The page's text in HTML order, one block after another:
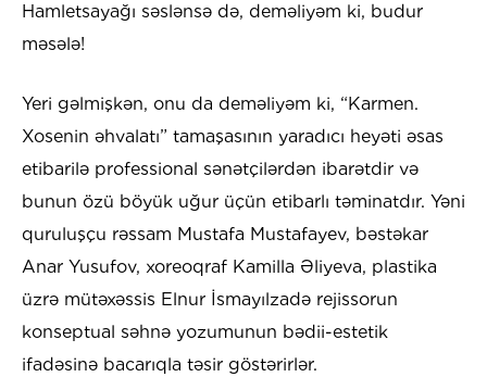
Hamletsayağı səslənsə də, deməliyəm ki, budur
məsələ!
Yeri gəlmişkən, onu da deməliyəm ki, “Karmen.
Xosenin əhvalatı” tamaşasının yaradıcı heyəti əsas
etibarilə professional sənətçilərdən ibarətdir və
bunun özü böyük uğur üçün etibarlı təminatdır. Yəni
quruluşçu rəssam Mustafa Mustafayev, bəstəkar
Anar Yusufov, xoreoqraf Kamilla Əliyeva, plastika
üzrə mütəxəssis Elnur İsmayılzadə rejissorun
konseptual səhnə yozumunun bədii-estetik
ifadəsinə bacarıqla təsir göstərirlər.